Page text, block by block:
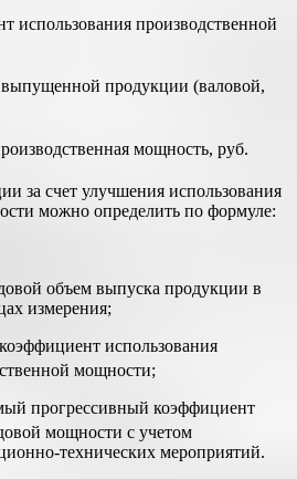
использования производственной
продукции (валовой,
мощность, руб.
за счет улучшения использования
можно определить по формуле:
объем выпуска продукции в
измерения;
использования
мощности;
прогрессивный коэффициент
мощности с учетом
технических мероприятий.